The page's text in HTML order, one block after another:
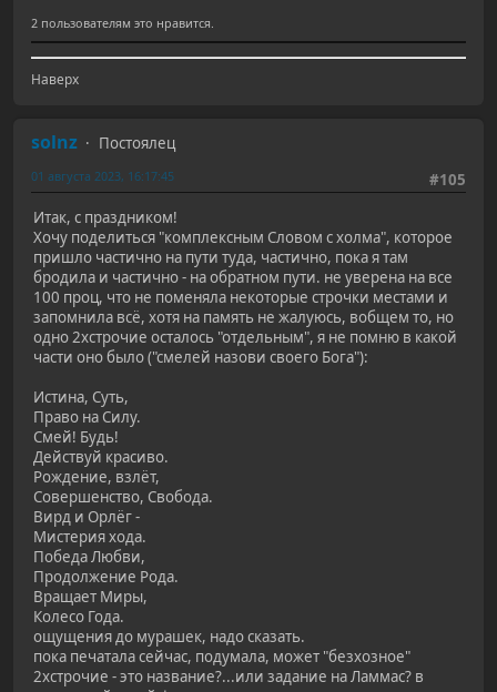
2 пользователям это нравится.
Наверх
solnz
Постоялец
#105
01 августа 2023, 16:17:45
Итак, с праздником!
Хочу поделиться "комплексным Словом с холма", которое
пришло частично на пути туда, частично, пока я там
бродила и частично - на обратном пути. не уверена на все
100 проц, что не поменяла некоторые строчки местами и
запомнила всё, хотя на память не жалуюсь, вобщем то, но
одно 2хстрочие осталось "отдельным", я не помню в какой
части оно было ("смелей назови своего Бога"):
Истина, Суть,
Право на Силу.
Смей! Будь!
Действуй красиво.
Рождение, взлёт,
Совершенство, Свобода.
Вирд и Орлёг -
Мистерия хода.
Победа Любви,
Продолжение Рода.
Вращает Миры,
Колесо Года.
ощущения до мурашек, надо сказать.
пока печатала сейчас, подумала, может "безхозное"
2хстрочие - это название?...или задание на Ламмас? в